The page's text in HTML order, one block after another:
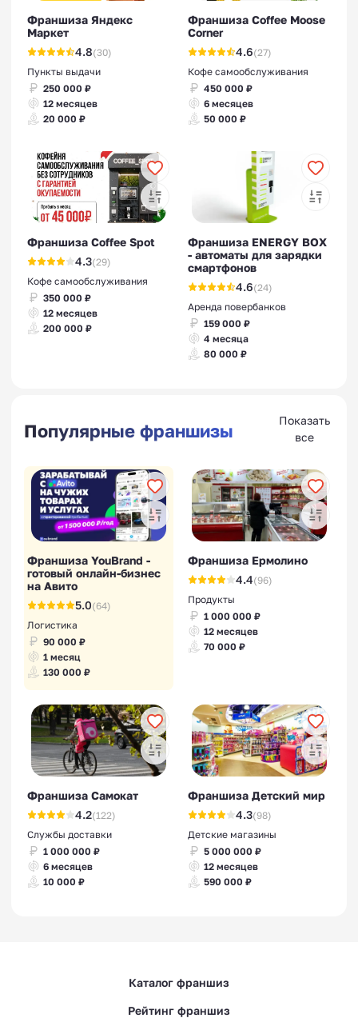
Франшизы строительства
Франшизы производства
фасадных панелей
Франшизы дома быта
Франшизы строительства
каркасных домов
Франшизы бань-бочек
Франшизы гибкого кирпича
Франшизы автошкол
Франшиза Яндекс
Маркет
4.8(30)
Пункты выдачи
250 000 ₽
12 месяцев
20 000 ₽
Франшиза Coffee Moose
Corner
4.6(27)
Кофе самообслуживания
450 000 ₽
6 месяцев
50 000 ₽
Франшиза Coffee Spot
4.3(29)
Кофе самообслуживания
350 000 ₽
12 месяцев
200 000 ₽
Франшиза ENERGY BOX
- автоматы для зарядки
смартфонов
4.6(24)
Аренда повербанков
159 000 ₽
4 месяца
80 000 ₽
Популярные франшизы
Показать
все
Франшиза YouBrand -
готовый онлайн-бизнес
на Авито
5.0(64)
Логистика
90 000 ₽
1 месяц
130 000 ₽
Франшиза Ермолино
4.4(96)
Продукты
1 000 000 ₽
12 месяцев
70 000 ₽
Франшиза Самокат
4.2(122)
Службы доставки
1 000 000 ₽
6 месяцев
10 000 ₽
Франшиза Детский мир
4.3(98)
Детские магазины
5 000 000 ₽
12 месяцев
590 000 ₽
Каталог франшиз
Рейтинг франшиз